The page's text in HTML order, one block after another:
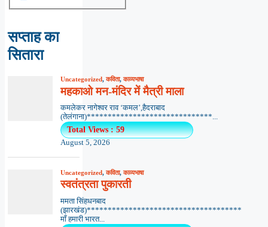
सप्ताह का
सितारा
Uncategorized,कविता,काव्यभाषा
महकाओ मन-मंदिर में मैत्री माला
कमलेकर नागेश्वर राव ‘कमल’,हैदराबाद
(तेलंगाना)******************************...
Total Views : 59
August 5, 2026
Uncategorized,कविता,काव्यभाषा
स्वतंत्रता पुकारती
ममता सिंहधनबाद
(झारखंड)*************************************
माँ हमारी भारत...